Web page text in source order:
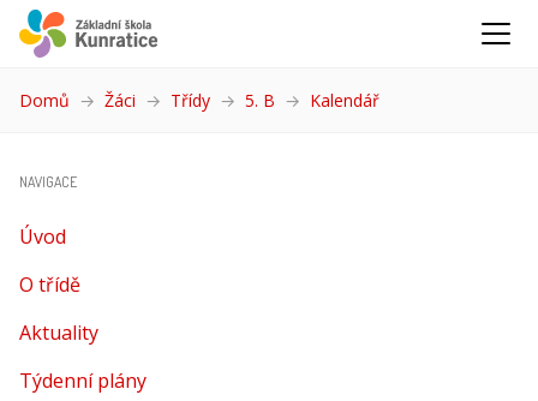
Domů Žáci Třídy 5. B Kalendář
NAVIGACE
Úvod
O třídě
Aktuality
Týdenní plány